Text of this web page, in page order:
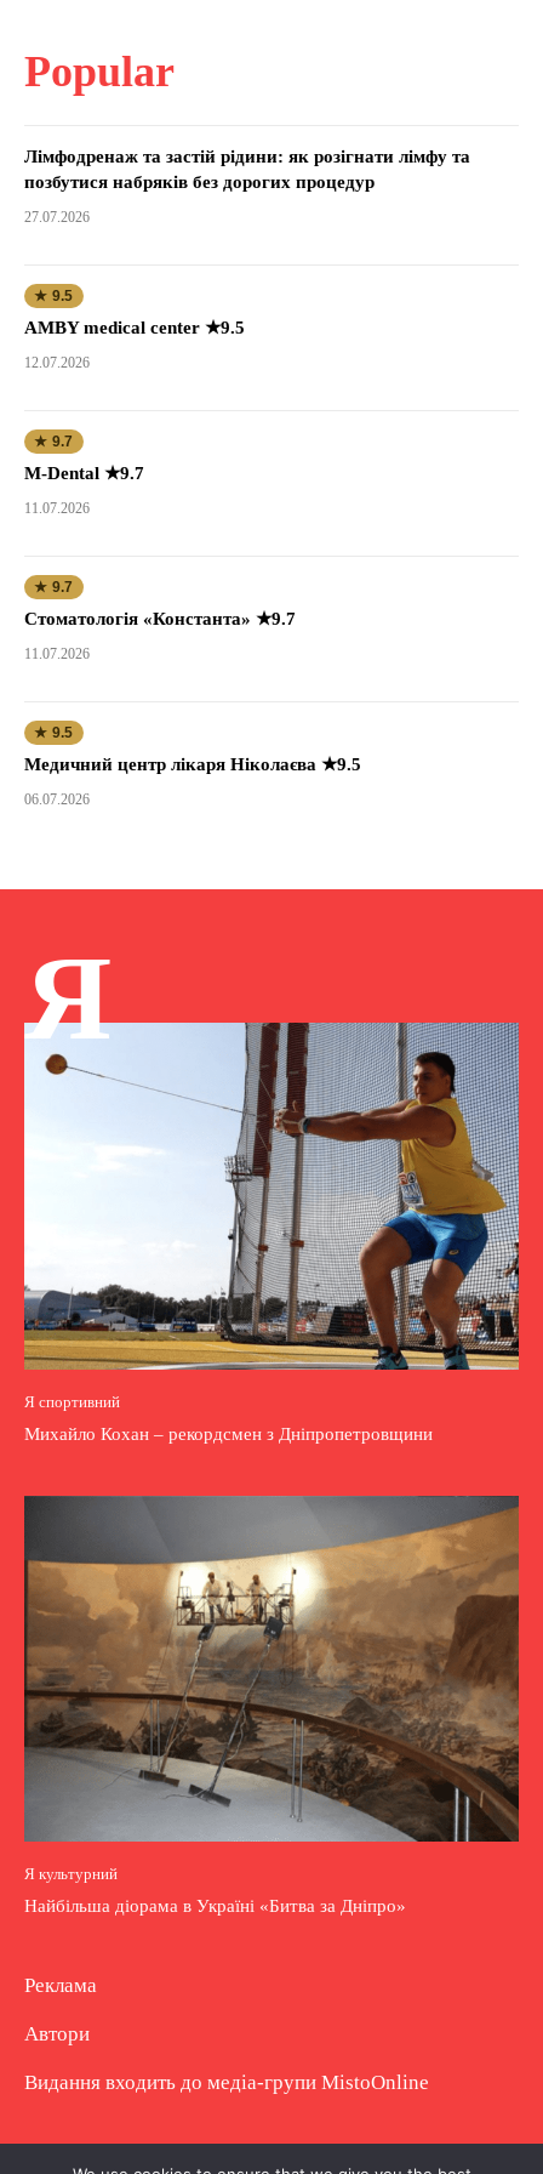
Popular
Лімфодренаж та застій рідини: як розігнати лімфу та
позбутися набряків без дорогих процедур
27.07.2026
★ 9.5
AMBY medical center ★9.5
12.07.2026
★ 9.7
M-Dental ★9.7
11.07.2026
★ 9.7
Стоматологія «Константа» ★9.7
11.07.2026
★ 9.5
Медичний центр лікаря Ніколаєва ★9.5
06.07.2026
Я
Я спортивний
Михайло Кохан – рекордсмен з Дніпропетровщини
Я культурний
Найбільша діорама в Україні «Битва за Дніпро»
Реклама
Автори
Видання входить до медіа-групи MistoOnline
Copyright © Повне використання матеріалу